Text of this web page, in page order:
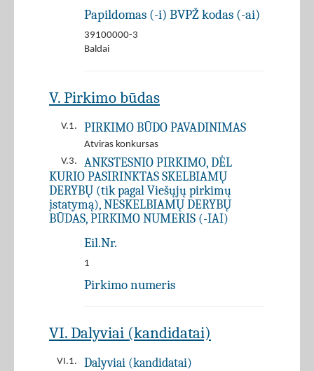
Papildomas (-i) BVPŽ kodas (-ai)
39100000-3
Baldai
V. Pirkimo būdas
V.1. PIRKIMO BŪDO PAVADINIMAS
Atviras konkursas
V.3.
ANKSTESNIO PIRKIMO, DĖL
KURIO PASIRINKTAS SKELBIAMŲ
DERYBŲ (tik pagal Viešųjų pirkimų
įstatymą), NESKELBIAMŲ DERYBŲ
BŪDAS, PIRKIMO NUMERIS (-IAI)
Eil.Nr.
1
Pirkimo numeris
VI. Dalyviai (kandidatai)
VI.1. Dalyviai (kandidatai)